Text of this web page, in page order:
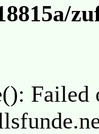
Failed